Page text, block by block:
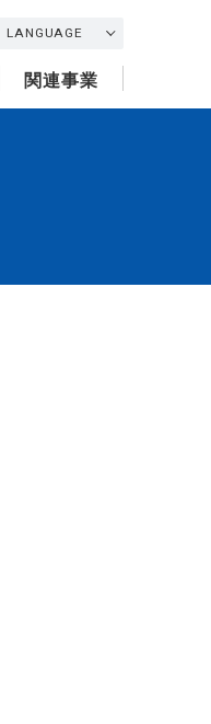
LANGUAGE
関連事業